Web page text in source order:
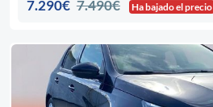
7.290€ 7.490€ Ha bajado el precio